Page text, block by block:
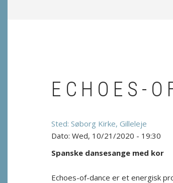
ECHOES-
Søborg Kirke, Gilleleje
Wed, 10/21/2020 - 19:30
Spanske dansesange med kor
Echoes-of-dance er et energisk